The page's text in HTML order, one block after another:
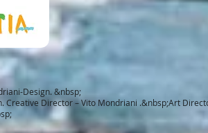
Design. &nbsp;
Creative Director – Vito Mondriani .&nbsp;Art